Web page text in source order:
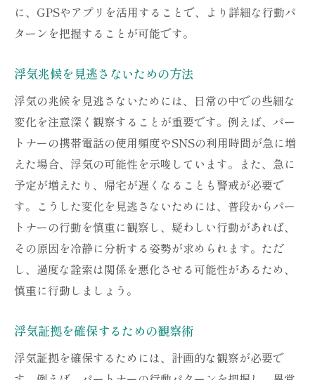
に、GPSやアプリを活用することで、より詳細な行動パ
ターンを把握することが可能です。
浮気兆候を見逃さないための方法
浮気の兆候を見逃さないためには、日常の中での些細な
変化を注意深く観察することが重要です。例えば、パー
トナーの携帯電話の使用頻度やSNSの利用時間が急に増
えた場合、浮気の可能性を示唆しています。また、急に
予定が増えたり、帰宅が遅くなることも警戒が必要で
す。こうした変化を見逃さないためには、普段からパー
トナーの行動を慎重に観察し、疑わしい行動があれば、
その原因を冷静に分析する姿勢が求められます。ただ
し、過度な詮索は関係を悪化させる可能性があるため、
慎重に行動しましょう。
浮気証拠を確保するための観察術
浮気証拠を確保するためには、計画的な観察が必要で